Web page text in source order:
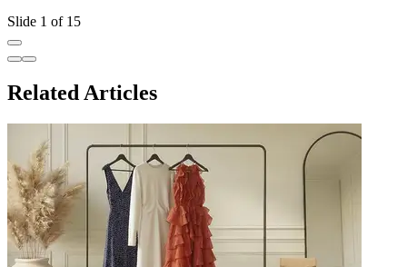
Slide 1 of 15
Related Articles